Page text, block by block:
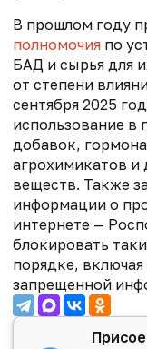
В прошлом году
полномочия по
БАД и сырья для
от степени
сентября 2025
использование
добавок,
агрохимикатов и
веществ. Также
информации о
интернете —
блокировать
порядке,
запрещенной